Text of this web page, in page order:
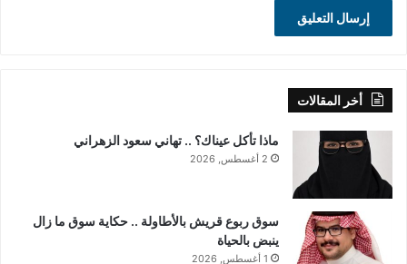
أخر المقالات
ماذا تأكل عيناك؟ .. تهاني سعود الزهراني
2 أغسطس, 2026
سوق ربوع قريش بالأطاولة .. حكاية سوق ما زال
ينبض بالحياة
1 أغسطس, 2026